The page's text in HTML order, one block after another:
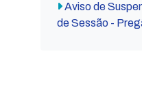
Aviso de
de Sessão -